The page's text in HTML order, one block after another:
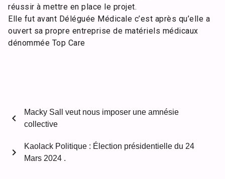
réussir à mettre en place le projet.
Elle fut avant Déléguée Médicale c’est après qu’elle a
ouvert sa propre entreprise de matériels médicaux
dénommée Top Care
chevron_left
Macky Sall veut nous imposer une amnésie
collective
Kaolack Politique : Élection présidentielle du 24
Mars 2024 .
chevron_right